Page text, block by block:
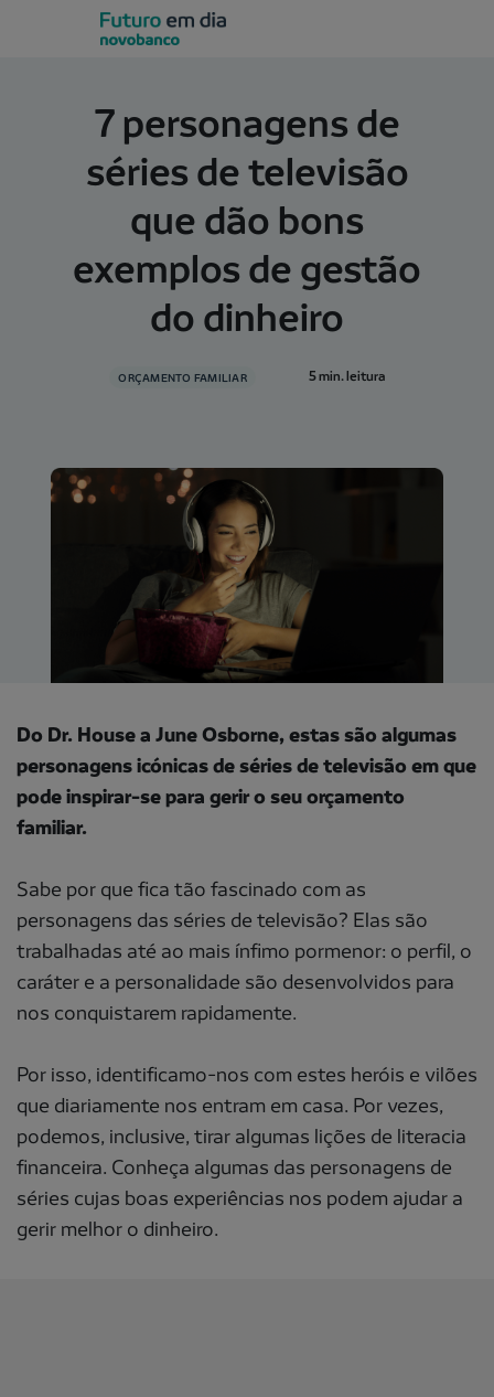
7 personagens de
séries de televisão
que dão bons
exemplos de gestão
do dinheiro
ORÇAMENTO FAMILIAR 5 min. leitura
Do Dr. House a June Osborne, estas são algumas
personagens icónicas de séries de televisão em que
pode inspirar-se para gerir o seu orçamento
familiar.
Sabe por que fica tão fascinado com as
personagens das séries de televisão? Elas são
trabalhadas até ao mais ínfimo pormenor: o perfil, o
caráter e a personalidade são desenvolvidos para
nos conquistarem rapidamente.
Por isso, identificamo-nos com estes heróis e vilões
que diariamente nos entram em casa. Por vezes,
podemos, inclusive, tirar algumas lições de literacia
financeira. Conheça algumas das personagens de
séries cujas boas experiências nos podem ajudar a
gerir melhor o dinheiro.